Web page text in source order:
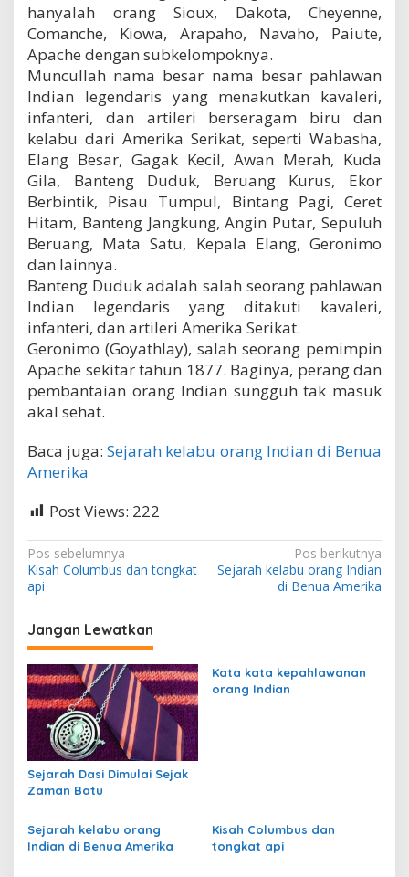
hanyalah orang Sioux, Dakota, Cheyenne,
Comanche, Kiowa, Arapaho, Navaho, Paiute,
Apache dengan subkelompoknya.
Muncullah nama besar nama besar pahlawan
Indian legendaris yang menakutkan kavaleri,
infanteri, dan artileri berseragam biru dan
kelabu dari Amerika Serikat, seperti Wabasha,
Elang Besar, Gagak Kecil, Awan Merah, Kuda
Gila, Banteng Duduk, Beruang Kurus, Ekor
Berbintik, Pisau Tumpul, Bintang Pagi, Ceret
Hitam, Banteng Jangkung, Angin Putar, Sepuluh
Beruang, Mata Satu, Kepala Elang, Geronimo
dan lainnya.
Banteng Duduk adalah salah seorang pahlawan
Indian legendaris yang ditakuti kavaleri,
infanteri, dan artileri Amerika Serikat.
Geronimo (Goyathlay), salah seorang pemimpin
Apache sekitar tahun 1877. Baginya, perang dan
pembantaian orang Indian sungguh tak masuk
akal sehat.
Baca juga:Sejarah kelabu orang Indian di Benua
Amerika
Post Views: 222
N
a
i
g
a
s
i
p
o
Pos sebelumnya
Kisah Columbus dan tongkat
api
Pos berikutnya
Sejarah kelabu orang Indian
di Benua Amerika
Jangan Lewatkan
Sejarah Dasi Dimulai Sejak
Zaman Batu
Kata kata kepahlawanan
orang Indian
Sejarah kelabu orang
Indian di Benua Amerika
Kisah Columbus dan
tongkat api